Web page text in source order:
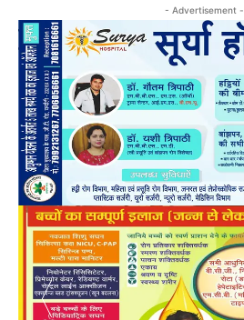
- Advertisement -